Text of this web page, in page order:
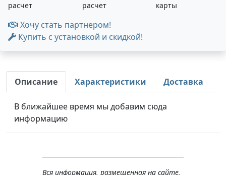
расчет
расчет
карты
Хочу стать партнером!
Купить с установкой и скидкой!
Описание Характеристики Доставка
В ближайшее время мы добавим сюда
информацию
Вся информация, размещенная на сайте,